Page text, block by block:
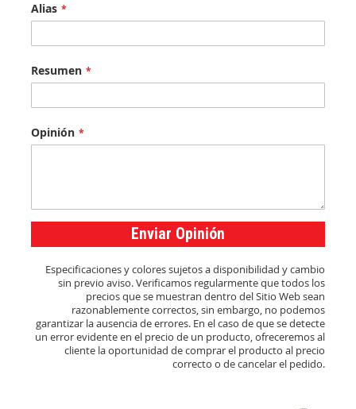
Alias
Resumen
Opinión
Enviar Opinión
Especificaciones y colores sujetos a disponibilidad y cambio
sin previo aviso. Verificamos regularmente que todos los
precios que se muestran dentro del Sitio Web sean
razonablemente correctos, sin embargo, no podemos
garantizar la ausencia de errores. En el caso de que se detecte
un error evidente en el precio de un producto, ofreceremos al
cliente la oportunidad de comprar el producto al precio
correcto o de cancelar el pedido.